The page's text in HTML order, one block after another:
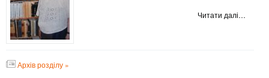
Читати далі…
Архів розділу »